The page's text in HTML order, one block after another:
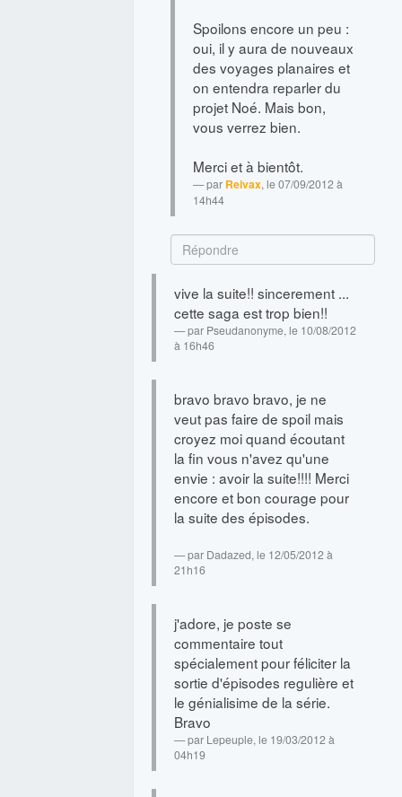
Spoilons encore un peu :
oui, il y aura de nouveaux
des voyages planaires et
on entendra reparler du
projet Noé. Mais bon,
vous verrez bien.
Merci et à bientôt.
par Reivax, le 07/09/2012 à
14h44
vive la suite!! sincerement ...
cette saga est trop bien!!
par Pseudanonyme, le 10/08/2012
à 16h46
bravo bravo bravo, je ne
veut pas faire de spoil mais
croyez moi quand écoutant
la fin vous n'avez qu'une
envie : avoir la suite!!!! Merci
encore et bon courage pour
la suite des épisodes.
par Dadazed, le 12/05/2012 à
21h16
j'adore, je poste se
commentaire tout
spécialement pour féliciter la
sortie d'épisodes regulière et
le génialisime de la série.
Bravo
par Lepeuple, le 19/03/2012 à
04h19